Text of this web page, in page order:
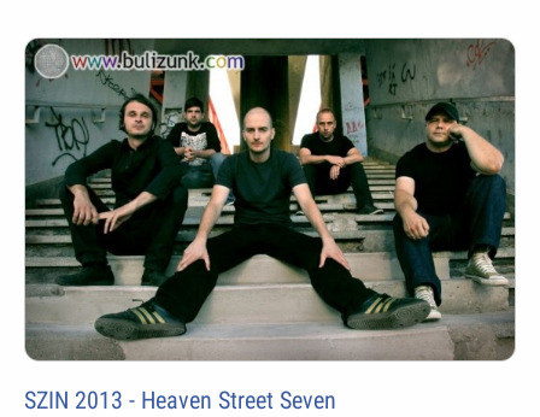
SZIN 2013 - Heaven Street Seven